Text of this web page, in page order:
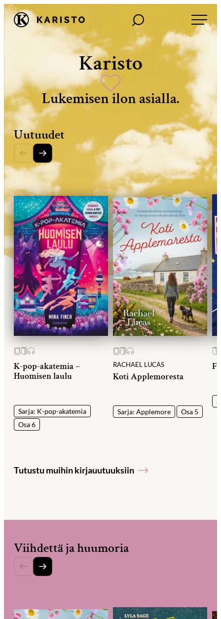
Siirry
suoraan
Karisto Haku
Karisto
Lukemisen ilon asialla.
Uutuudet
K-pop-akatemia –
Huomisen laulu
Sarja: K-pop-akatemia
Osa 6
RACHAEL LUCAS
Koti Applemoresta
Sarja: Applemore Osa 5
Tutustu muihin kirjauutuuksiin
yli
Viihdettä ja huumoria